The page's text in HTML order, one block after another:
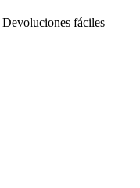
Devoluciones fáciles